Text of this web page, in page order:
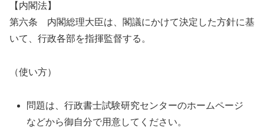
【内閣法】
第六条 内閣総理大臣は、閣議にかけて決定した方針に基
いて、行政各部を指揮監督する。
（使い方）
問題は、行政書士試験研究センターのホームページ
などから御自分で用意してください。